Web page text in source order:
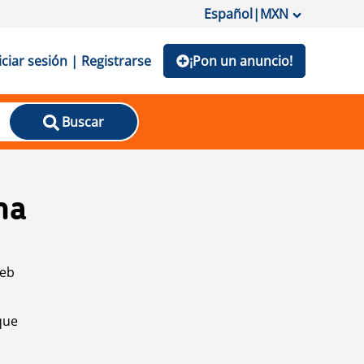
Español|MXN
sesión | Registrarse ¡Pon un anuncio!
Buscar